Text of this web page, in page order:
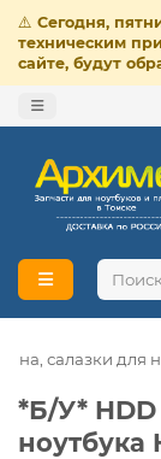
⚠️ Сегодня,
техническим
сайте, будут
салазки для
*Б/У* HDD
ноутбука